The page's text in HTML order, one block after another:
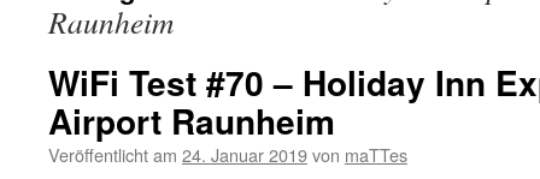
Raunheim
WiFi Test #70 – Holiday Inn
Airport Raunheim
Veröffentlicht am 24. Januar 2019von maTTes